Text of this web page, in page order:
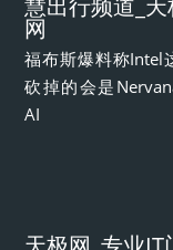
网
福布斯爆料称Intel
砍掉的会是
AI